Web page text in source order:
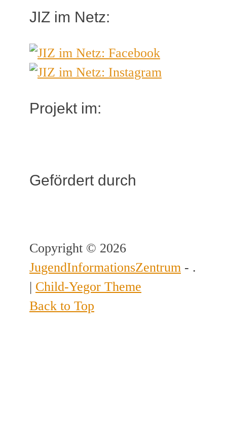
JIZ im Netz:
Projekt im:
Gefördert durch
Copyright © 2026
JugendInformationsZentrum - .
| Child-Yegor Theme
Back to Top